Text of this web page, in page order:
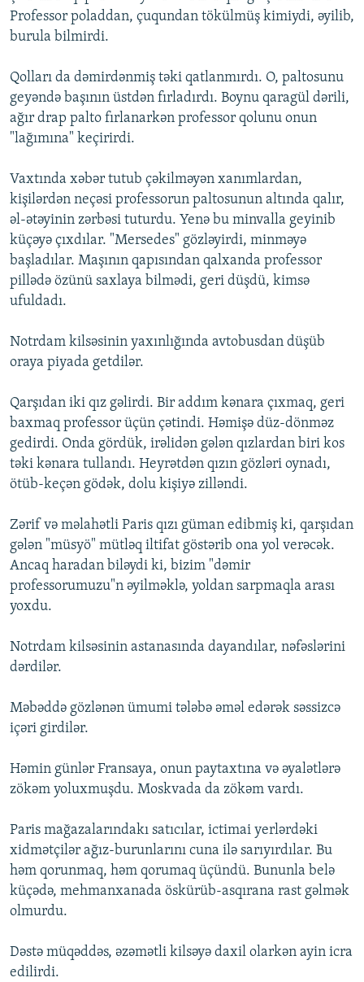
Professor poladdan, çuqundan tökülmüş kimiydi, əyilib,
burula bilmirdi.
Qolları da dəmirdənmiş təki qatlanmırdı. O, paltosunu
geyəndə başının üstdən fırladırdı. Boynu qaragül dərili,
ağır drap palto fırlanarkən professor qolunu onun
"lağımına" keçirirdi.
Vaxtında xəbər tutub çəkilməyən xanımlardan,
kişilərdən neçəsi professorun paltosunun altında qalır,
əl-ətəyinin zərbəsi tuturdu. Yenə bu minvalla geyinib
küçəyə çıxdılar. "Mersedes" gözləyirdi, minməyə
başladılar. Maşının qapısından qalxanda professor
pillədə özünü saxlaya bilmədi, geri düşdü, kimsə
ufuldadı.
Notrdam kilsəsinin yaxınlığında avtobusdan düşüb
oraya piyada getdilər.
Qarşıdan iki qız gəlirdi. Bir addım kənara çıxmaq, geri
baxmaq professor üçün çətindi. Həmişə düz-dönməz
gedirdi. Onda gördük, irəlidən gələn qızlardan biri kos
təki kənara tullandı. Heyrətdən qızın gözləri oynadı,
ötüb-keçən gödək, dolu kişiyə zilləndi.
Zərif və məlahətli Paris qızı güman edibmiş ki, qarşıdan
gələn "müsyö" mütləq iltifat göstərib ona yol verəcək.
Ancaq haradan biləydi ki, bizim "dəmir
professorumuzu"n əyilməklə, yoldan sarpmaqla arası
yoxdu.
Notrdam kilsəsinin astanasında dayandılar, nəfəslərini
dərdilər.
Məbəddə gözlənən ümumi tələbə əməl edərək səssizcə
içəri girdilər.
Həmin günlər Fransaya, onun paytaxtına və əyalətlərə
zökəm yoluxmuşdu. Moskvada da zökəm vardı.
Paris mağazalarındakı satıcılar, ictimai yerlərdəki
xidmətçilər ağız-burunlarını cuna ilə sarıyırdılar. Bu
həm qorunmaq, həm qorumaq üçündü. Bununla belə
küçədə, mehmanxanada öskürüb-asqırana rast gəlmək
olmurdu.
Dəstə müqəddəs, əzəmətli kilsəyə daxil olarkən ayin icra
edilirdi.